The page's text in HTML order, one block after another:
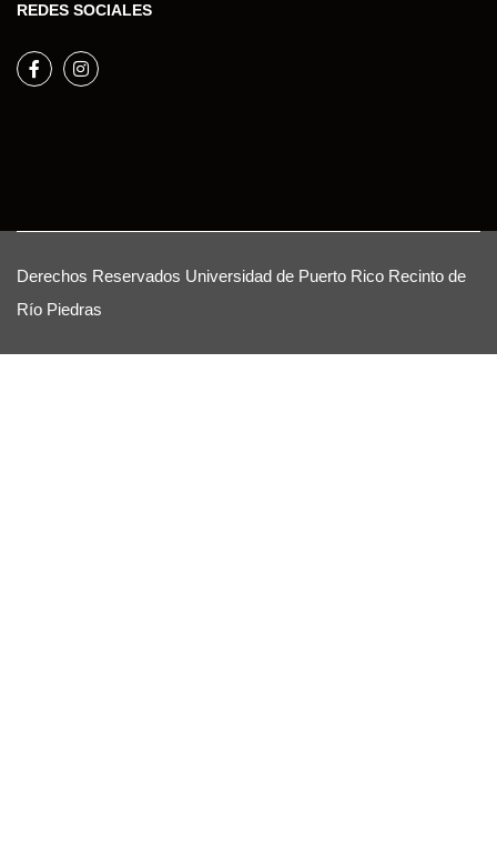
REDES SOCIALES
Derechos Reservados Universidad de Puerto Rico Recinto de
Río Piedras